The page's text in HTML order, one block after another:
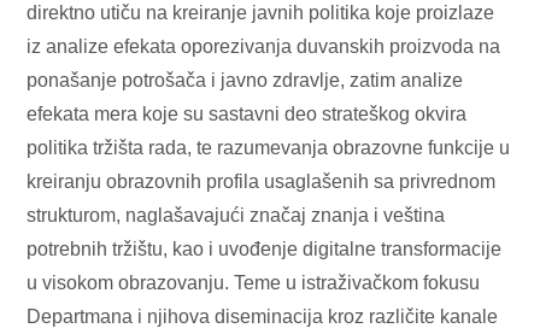
direktno utiču na kreiranje javnih politika koje proizlaze
iz analize efekata oporezivanja duvanskih proizvoda na
ponašanje potrošača i javno zdravlje, zatim analize
efekata mera koje su sastavni deo strateškog okvira
politika tržišta rada, te razumevanja obrazovne funkcije u
kreiranju obrazovnih profila usaglašenih sa privrednom
strukturom, naglašavajući značaj znanja i veština
potrebnih tržištu, kao i uvođenje digitalne transformacije
u visokom obrazovanju. Teme u istraživačkom fokusu
Departmana i njihova diseminacija kroz različite kanale